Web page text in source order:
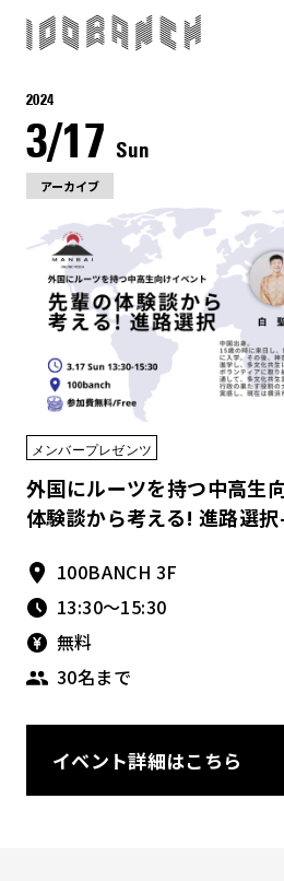
2024
3/17 Sun
アーカイブ
メンバープレゼンツ
外国にルーツを持つ中高生
体験談から考える! 進路選
100BANCH 3F
13:30〜15:30
無料
30名まで
イベント詳細はこちら